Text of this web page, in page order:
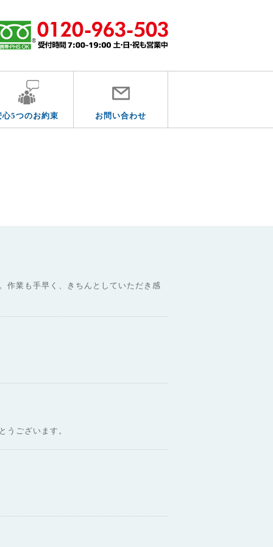
心5つのお約束 お問い合わせ
作業も手早く、きちんとしていただき感
うございます。